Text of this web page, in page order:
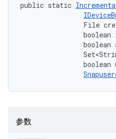
public static
File
boolean
boolean
参数